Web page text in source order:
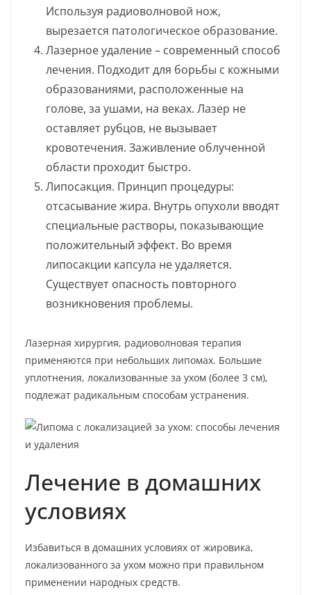
Используя радиоволновой нож,
вырезается патологическое образование.
Лазерное удаление – современный способ
лечения. Подходит для борьбы с кожными
образованиями, расположенные на
голове, за ушами, на веках. Лазер не
оставляет рубцов, не вызывает
кровотечения. Заживление облученной
области проходит быстро.
Липосакция. Принцип процедуры:
отсасывание жира. Внутрь опухоли вводят
специальные растворы, показывающие
положительный эффект. Во время
липосакции капсула не удаляется.
Существует опасность повторного
возникновения проблемы.
Лазерная хирургия, радиоволновая терапия
применяются при небольших липомах. Большие
уплотнения, локализованные за ухом (более 3 см),
подлежат радикальным способам устранения.
Лечение в домашних
условиях
Избавиться в домашних условиях от жировика,
локализованного за ухом можно при правильном
применении народных средств.